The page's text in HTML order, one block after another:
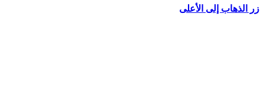
زر الذهاب إلى الأعلى